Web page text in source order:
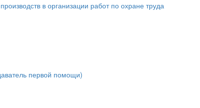
в организации работ по охране труда
первой помощи)